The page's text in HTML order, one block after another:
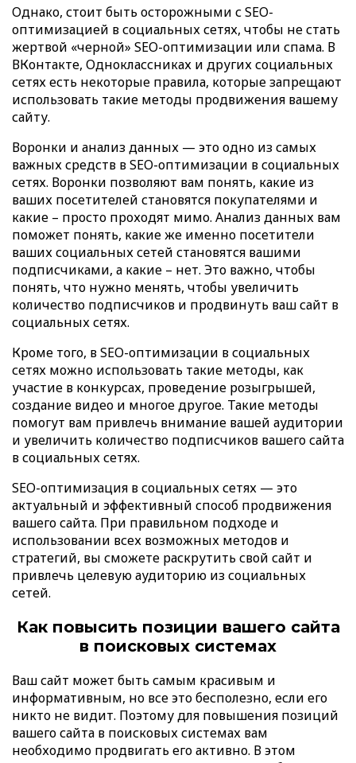
Однако, стоит быть осторожными с SEO-
оптимизацией в социальных сетях, чтобы не стать
жертвой «черной» SEO-оптимизации или спама. В
ВКонтакте, Одноклассниках и других социальных
сетях есть некоторые правила, которые запрещают
использовать такие методы продвижения вашему
сайту.
Воронки и анализ данных — это одно из самых
важных средств в SEO-оптимизации в социальных
сетях. Воронки позволяют вам понять, какие из
ваших посетителей становятся покупателями и
какие – просто проходят мимо. Анализ данных вам
поможет понять, какие же именно посетители
ваших социальных сетей становятся вашими
подписчиками, а какие – нет. Это важно, чтобы
понять, что нужно менять, чтобы увеличить
количество подписчиков и продвинуть ваш сайт в
социальных сетях.
Кроме того, в SEO-оптимизации в социальных
сетях можно использовать такие методы, как
участие в конкурсах, проведение розыгрышей,
создание видео и многое другое. Такие методы
помогут вам привлечь внимание вашей аудитории
и увеличить количество подписчиков вашего сайта
в социальных сетях.
SEO-оптимизация в социальных сетях — это
актуальный и эффективный способ продвижения
вашего сайта. При правильном подходе и
использовании всех возможных методов и
стратегий, вы сможете раскрутить свой сайт и
привлечь целевую аудиторию из социальных
сетей.
Как повысить позиции вашего сайта
в поисковых системах
Ваш сайт может быть самым красивым и
информативным, но все это бесполезно, если его
никто не видит. Поэтому для повышения позиций
вашего сайта в поисковых системах вам
необходимо продвигать его активно. В этом